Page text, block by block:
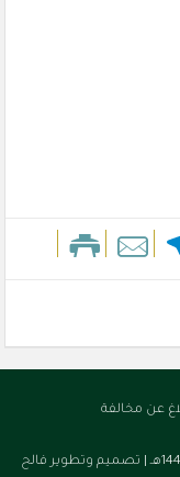
عن مخالفة
تصميم وتطوير فالح